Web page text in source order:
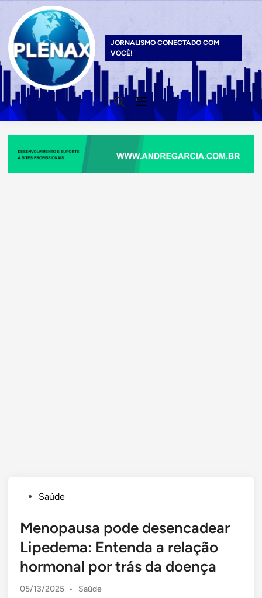
content
JORNALISMO CONECTADO COM
VOCÊ!
Open
Search
Main
Menu
PostedSaúde
Menopausa pode desencadear
Lipedema: Entenda a relação
hormonal por trás da doença
05/13/2025 •
Posted
Saúde